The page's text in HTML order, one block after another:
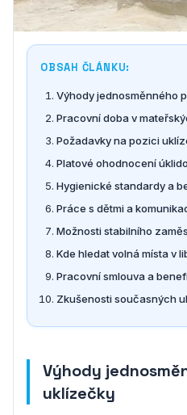
OBSAH ČLÁNKU:
Výhody jednosměnného
Pracovní doba v
Požadavky na pozici
Platové ohodnocení
Hygienické standardy a
Práce s dětmi a
Možnosti stabilního
Kde hledat volná místa v
Pracovní smlouva a
Zkušenosti současných
Výhody
uklízečky